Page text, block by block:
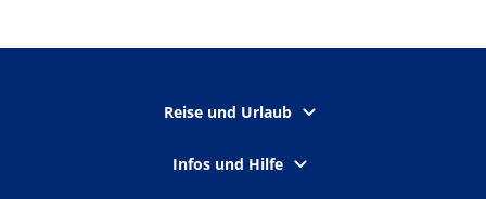
Reise und Urlaub
Infos und Hilfe